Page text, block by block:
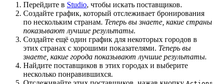
Перейдите в Studio, чтобы искать поставщиков.
Создайте график, который отслеживает бронирования
по нескольким странам. Теперь вы знаете, какие страны
показывают лучшие результаты.
Создайте ещё один график для некоторых городов в
этих странах с хорошими показателями. Теперь вы
знаете, какие города показывают лучшие результаты.
Найдите поставщиков в этих городах и выберите
несколько понравившихся.